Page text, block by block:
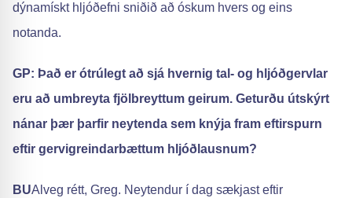
dýnamískt hljóðefni sniðið að óskum hvers og eins
notanda.
GP: Það er ótrúlegt að sjá hvernig tal- og hljóðgervlar
eru að umbreyta fjölbreyttum geirum. Geturðu útskýrt
nánar þær þarfir neytenda sem knýja fram eftirspurn
eftir gervigreindarbættum hljóðlausnum?
BUAlveg rétt, Greg. Neytendur í dag sækjast eftir